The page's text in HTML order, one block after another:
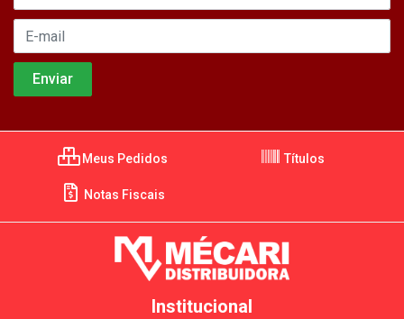
Meus Pedidos Títulos
Notas Fiscais
Institucional